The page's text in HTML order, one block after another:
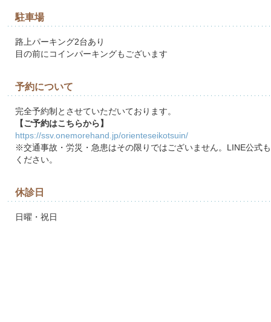
駐車場
路上パーキング2台あり
目の前にコインパーキングもございます
予約について
完全予約制とさせていただいております。
【ご予約はこちらから】
https://ssv.onemorehand.jp/orienteseikotsuin/
※交通事故・労災・急患はその限りではございません。LINE公式
ください。
休診日
日曜・祝日